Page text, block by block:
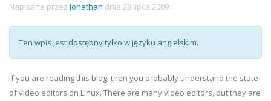
Napisane przez Jonathan dnia 23 lipca 2009 .
Ten wpis jest dostępny tylko w języku angielskim.
If you are reading this blog, then you probably understand the state
of video editors on Linux. There are many video editors, but they are